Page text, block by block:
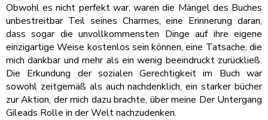
Obwohl es nicht perfekt war, waren die Mängel des Buches
unbestreitbar Teil seines Charmes, eine Erinnerung daran,
dass sogar die unvollkommensten Dinge auf ihre eigene
einzigartige Weise kostenlos sein können, eine Tatsache, die
mich dankbar und mehr als ein wenig beeindruckt zurückließ.
Die Erkundung der sozialen Gerechtigkeit im Buch war
sowohl zeitgemäß als auch nachdenklich, ein starker bücher
zur Aktion, der mich dazu brachte, über meine Der Untergang
Gileads Rolle in der Welt nachzudenken.